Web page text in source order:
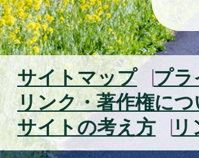
サイトマップ
プラ
リンク・著作権につ
サイトの考え方